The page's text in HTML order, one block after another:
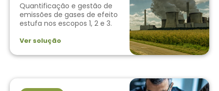
Quantificação e gestão de
emissões de gases de efeito
estufa nos escopos 1, 2 e 3.
Ver solução